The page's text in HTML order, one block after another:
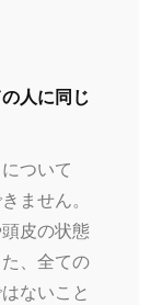
人に同じ
ついて
ません。
皮の状態
、全ての
ないこと